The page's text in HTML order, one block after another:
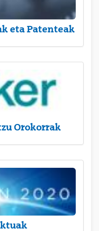
eta Patenteak
Orokorrak